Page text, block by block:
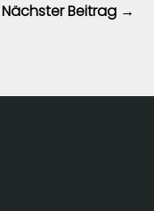
Nächster Beitrag→